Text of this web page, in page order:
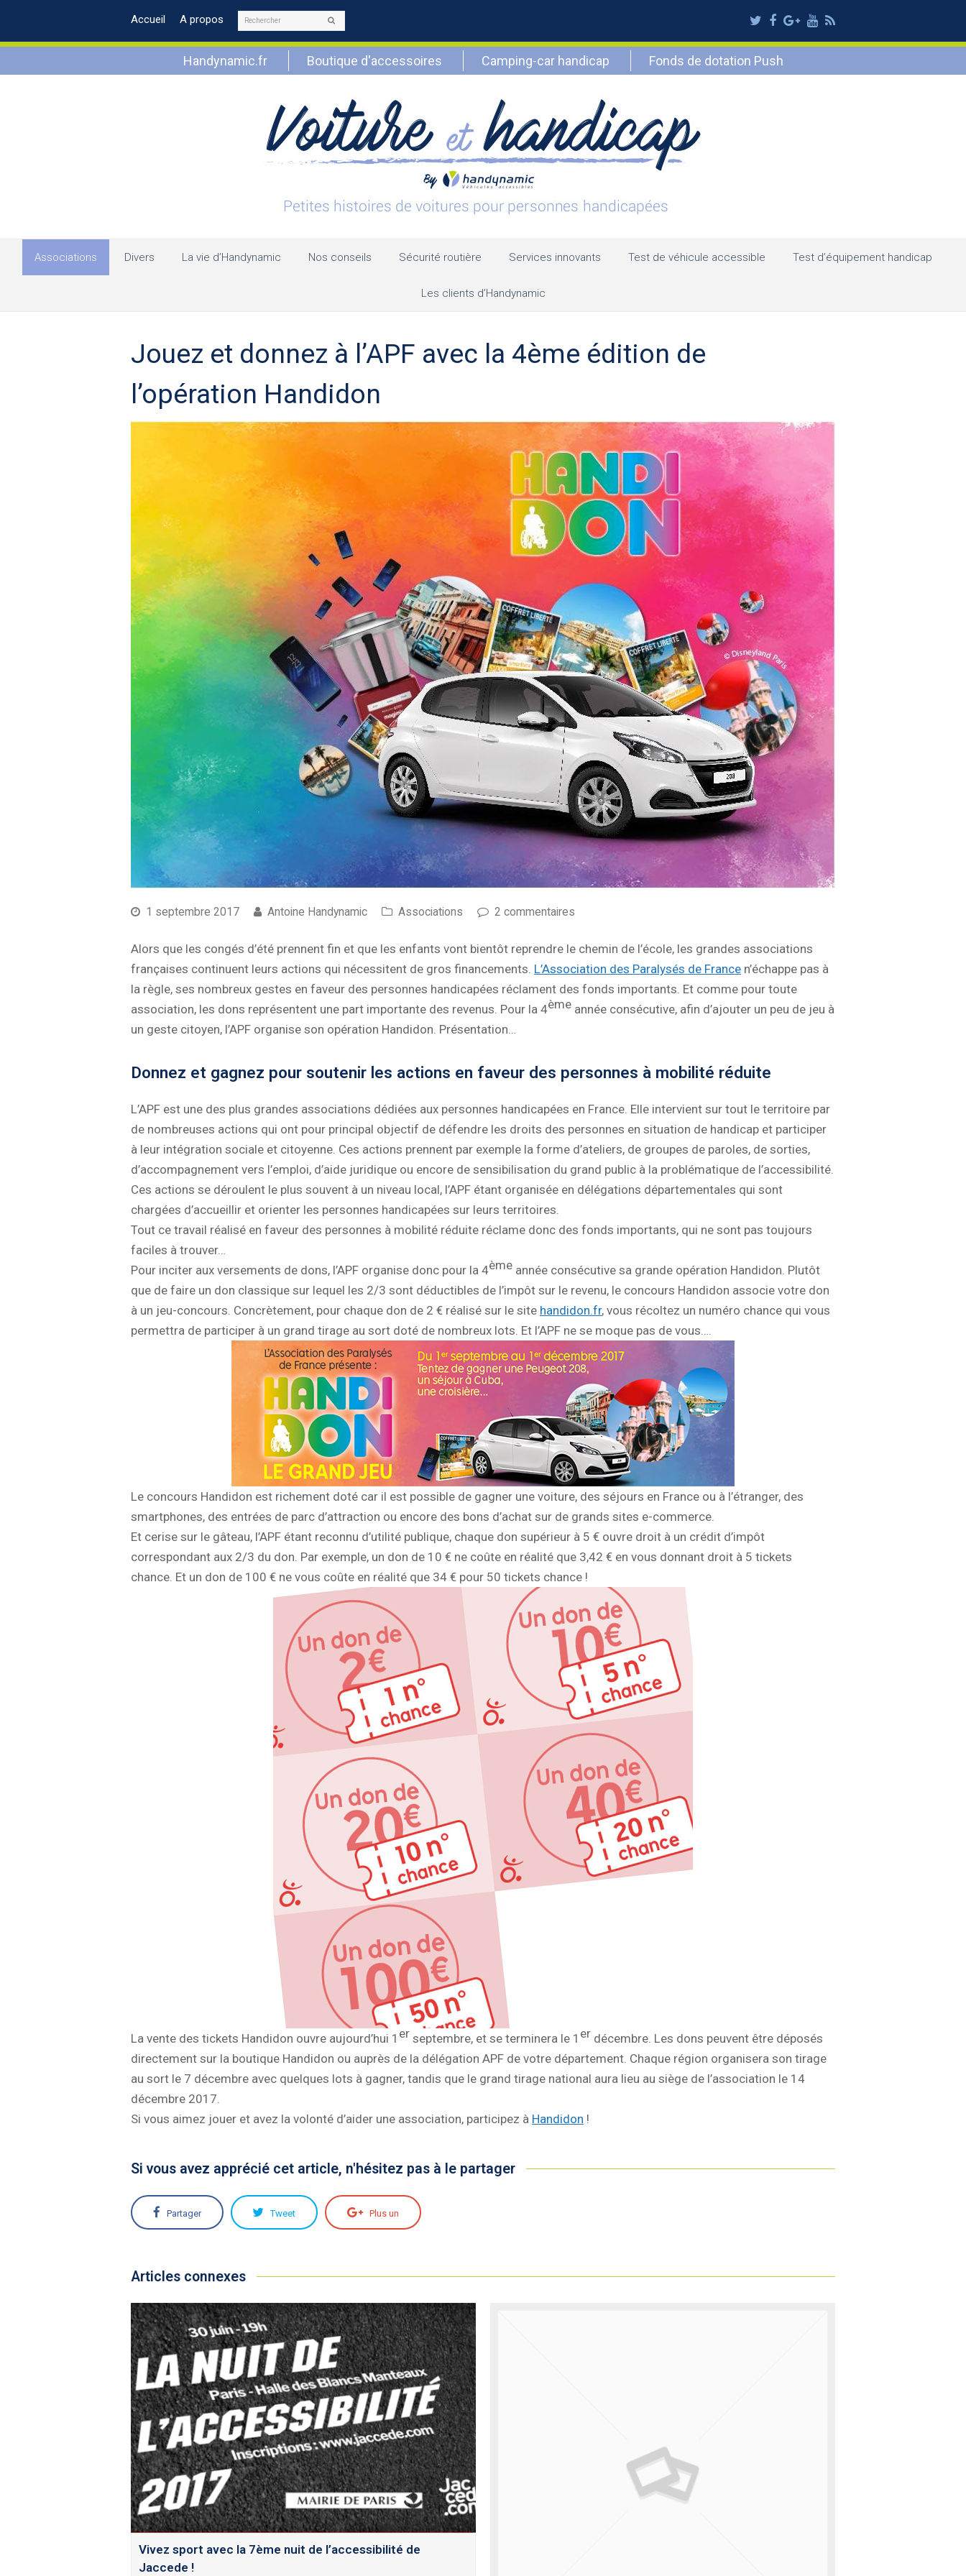
Accueil A propos Rechercher Twitter
Facebook
Google
Plus
Youtube
RSS
Handynamic.fr Boutique d'accessoires Camping-car handicap Fonds de dotation Push
Associations Divers La vie d’Handynamic Nos conseils Sécurité routière Services innovants Test de véhicule accessible Test d’équipement handicap
Les clients d’Handynamic
Jouez et donnez à l’APF avec la 4ème édition de
l’opération Handidon
1 septembre 2017 Antoine Handynamic Associations 2 commentaires
Alors que les congés d’été prennent fin et que les enfants vont bientôt reprendre le chemin de l’école, les grandes associations
françaises continuent leurs actions qui nécessitent de gros financements. L’Association des Paralysés de France n’échappe pas à
la règle, ses nombreux gestes en faveur des personnes handicapées réclament des fonds importants. Et comme pour toute
association, les dons représentent une part importante des revenus. Pour la 4ème année consécutive, afin d’ajouter un peu de jeu à
un geste citoyen, l’APF organise son opération Handidon. Présentation…
Donnez et gagnez pour soutenir les actions en faveur des personnes à mobilité réduite
L’APF est une des plus grandes associations dédiées aux personnes handicapées en France. Elle intervient sur tout le territoire par
de nombreuses actions qui ont pour principal objectif de défendre les droits des personnes en situation de handicap et participer
à leur intégration sociale et citoyenne. Ces actions prennent par exemple la forme d’ateliers, de groupes de paroles, de sorties,
d’accompagnement vers l’emploi, d’aide juridique ou encore de sensibilisation du grand public à la problématique de l’accessibilité.
Ces actions se déroulent le plus souvent à un niveau local, l’APF étant organisée en délégations départementales qui sont
chargées d’accueillir et orienter les personnes handicapées sur leurs territoires.
Tout ce travail réalisé en faveur des personnes à mobilité réduite réclame donc des fonds importants, qui ne sont pas toujours
faciles à trouver…
Pour inciter aux versements de dons, l’APF organise donc pour la 4ème année consécutive sa grande opération Handidon. Plutôt
que de faire un don classique sur lequel les 2/3 sont déductibles de l’impôt sur le revenu, le concours Handidon associe votre don
à un jeu-concours. Concrètement, pour chaque don de 2 € réalisé sur le site handidon.fr, vous récoltez un numéro chance qui vous
permettra de participer à un grand tirage au sort doté de nombreux lots. Et l’APF ne se moque pas de vous….
Le concours Handidon est richement doté car il est possible de gagner une voiture, des séjours en France ou à l’étranger, des
smartphones, des entrées de parc d’attraction ou encore des bons d’achat sur de grands sites e-commerce.
Et cerise sur le gâteau, l’APF étant reconnu d’utilité publique, chaque don supérieur à 5 € ouvre droit à un crédit d’impôt
correspondant aux 2/3 du don. Par exemple, un don de 10 € ne coûte en réalité que 3,42 € en vous donnant droit à 5 tickets
chance. Et un don de 100 € ne vous coûte en réalité que 34 € pour 50 tickets chance !
La vente des tickets Handidon ouvre aujourd’hui 1 er septembre, et se terminera le 1 er décembre. Les dons peuvent être déposés
directement sur la boutique Handidon ou auprès de la délégation APF de votre département. Chaque région organisera son tirage
au sort le 7 décembre avec quelques lots à gagner, tandis que le grand tirage national aura lieu au siège de l’association le 14
décembre 2017.
Si vous aimez jouer et avez la volonté d’aider une association, participez à Handidon !
Si vous avez apprécié cet article, n'hésitez pas à le partager
Partager Tweet Plus un
Articles connexes
Vivez sport avec la 7ème nuit de l’accessibilité de
Jaccede !